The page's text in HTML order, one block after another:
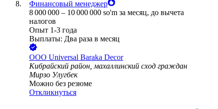
Финансовый менеджер
8 000 000 – 10 000 000 so'm за месяц, до вычета
налогов
Опыт 1-3 года
Выплаты: Два раза в месяц
ООО Universal Baraka Decor
Кибрайский район, махаллинский сход граждан
Мирзо Улугбек
Можно без резюме
Откликнуться